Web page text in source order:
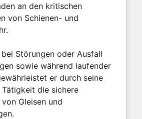
an den kritischen
von Schienen- und
Störungen oder Ausfall
sowie während laufender
er durch seine
die sichere
Gleisen und